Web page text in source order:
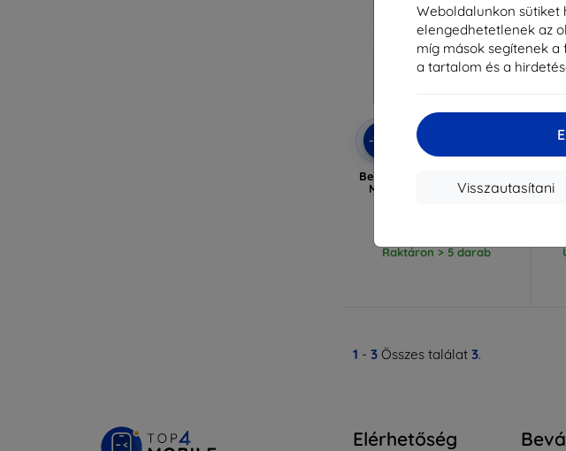
Weboldalunkon sütiket
elengedhetetlenek az
míg mások segítenek
a tartalom és a
Visszautasítani
-10%
Kedvezmény
kuponnal
Beline szilikon tok Motorola
Moto Edge 40 Neo piros
Raktáron > 5 darab
-
1 - 3 Összes találat 3.
Elérhetőség